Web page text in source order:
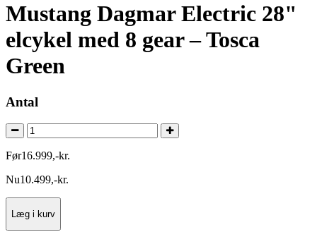
Mustang Dagmar Electric 28"
elcykel med 8 gear – Tosca
Green
Antal
Før16.999,-kr.
Nu10.499,-kr.
Læg i kurv